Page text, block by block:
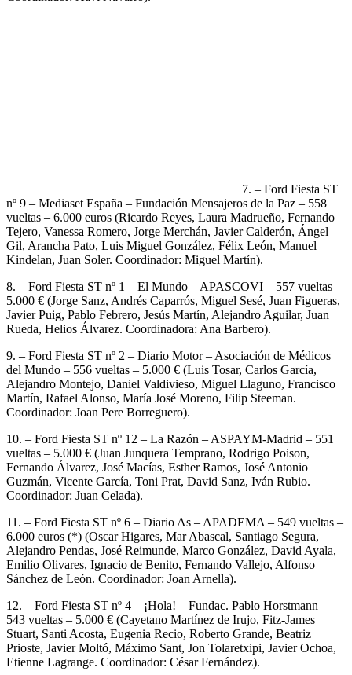
7. – Ford Fiesta ST
nº 9 – Mediaset España – Fundación Mensajeros de la Paz – 558
vueltas – 6.000 euros (Ricardo Reyes, Laura Madrueño, Fernando
Tejero, Vanessa Romero, Jorge Merchán, Javier Calderón, Ángel
Gil, Arancha Pato, Luis Miguel González, Félix León, Manuel
Kindelan, Juan Soler. Coordinador: Miguel Martín).
8. – Ford Fiesta ST nº 1 – El Mundo – APASCOVI – 557 vueltas –
5.000 € (Jorge Sanz, Andrés Caparrós, Miguel Sesé, Juan Figueras,
Javier Puig, Pablo Febrero, Jesús Martín, Alejandro Aguilar, Juan
Rueda, Helios Álvarez. Coordinadora: Ana Barbero).
9. – Ford Fiesta ST nº 2 – Diario Motor – Asociación de Médicos
del Mundo – 556 vueltas – 5.000 € (Luis Tosar, Carlos García,
Alejandro Montejo, Daniel Valdivieso, Miguel Llaguno, Francisco
Martín, Rafael Alonso, María José Moreno, Filip Steeman.
Coordinador: Joan Pere Borreguero).
10. – Ford Fiesta ST nº 12 – La Razón – ASPAYM-Madrid – 551
vueltas – 5.000 € (Juan Junquera Temprano, Rodrigo Poison,
Fernando Álvarez, José Macías, Esther Ramos, José Antonio
Guzmán, Vicente García, Toni Prat, David Sanz, Iván Rubio.
Coordinador: Juan Celada).
11. – Ford Fiesta ST nº 6 – Diario As – APADEMA – 549 vueltas –
6.000 euros (*) (Oscar Higares, Mar Abascal, Santiago Segura,
Alejandro Pendas, José Reimunde, Marco González, David Ayala,
Emilio Olivares, Ignacio de Benito, Fernando Vallejo, Alfonso
Sánchez de León. Coordinador: Joan Arnella).
12. – Ford Fiesta ST nº 4 – ¡Hola! – Fundac. Pablo Horstmann –
543 vueltas – 5.000 € (Cayetano Martínez de Irujo, Fitz-James
Stuart, Santi Acosta, Eugenia Recio, Roberto Grande, Beatriz
Prioste, Javier Moltó, Máximo Sant, Jon Tolaretxipi, Javier Ochoa,
Etienne Lagrange. Coordinador: César Fernández).